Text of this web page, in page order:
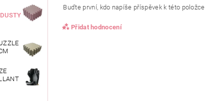
Buďte první, kdo napíše příspěvek k této položce.
Přidat hodnocení